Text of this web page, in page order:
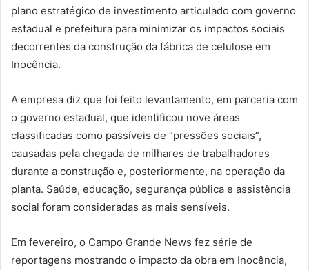
plano estratégico de investimento articulado com governo
estadual e prefeitura para minimizar os impactos sociais
decorrentes da construção da fábrica de celulose em
Inocência.
A empresa diz que foi feito levantamento, em parceria com
o governo estadual, que identificou nove áreas
classificadas como passíveis de “pressões sociais”,
causadas pela chegada de milhares de trabalhadores
durante a construção e, posteriormente, na operação da
planta. Saúde, educação, segurança pública e assistência
social foram consideradas as mais sensíveis.
Em fevereiro, o Campo Grande News fez série de
reportagens mostrando o impacto da obra em Inocência,